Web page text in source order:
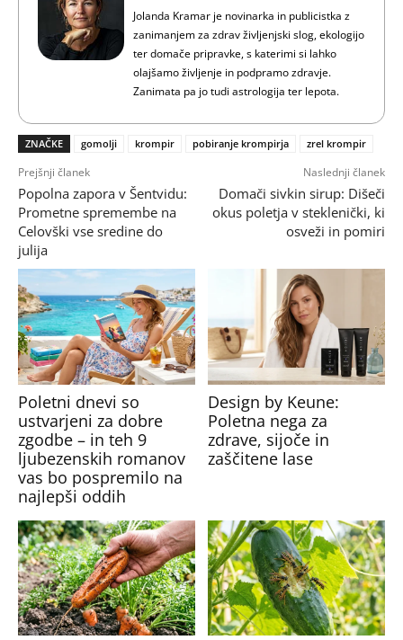
Jolanda Kramar je novinarka in publicistka z
zanimanjem za zdrav življenjski slog, ekologijo
ter domače pripravke, s katerimi si lahko
olajšamo življenje in podpramo zdravje.
Zanimata pa jo tudi astrologija ter lepota.
ZNAČKE gomolji krompir pobiranje krompirja zrel krompir
Prejšnji članek
Popolna zapora v Šentvidu:
Prometne spremembe na
Celovški vse sredine do
julija
Naslednji članek
Domači sivkin sirup: Dišeči
okus poletja v steklenički, ki
osveži in pomiri
Poletni dnevi so
ustvarjeni za dobre
zgodbe – in teh 9
ljubezenskih romanov
vas bo pospremilo na
najlepši oddih
Design by Keune:
Poletna nega za
zdrave, sijoče in
zaščitene lase